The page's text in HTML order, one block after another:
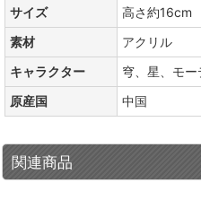
サイズ
高さ約16cm
素材
アクリル
キャラクター
穹、星、モ
原産国
中国
関連商品